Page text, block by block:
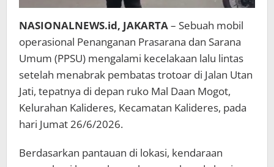
NASIONALNEWS.id, JAKARTA– Sebuah mobil
operasional Penanganan Prasarana dan Sarana
Umum (PPSU) mengalami kecelakaan lalu lintas
setelah menabrak pembatas trotoar di Jalan Utan
Jati, tepatnya di depan ruko Mal Daan Mogot,
Kelurahan Kalideres, Kecamatan Kalideres, pada
hari Jumat 26/6/2026.
Berdasarkan pantauan di lokasi, kendaraan